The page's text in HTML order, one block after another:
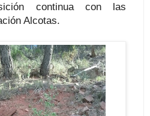
continua con las
Alcotas.